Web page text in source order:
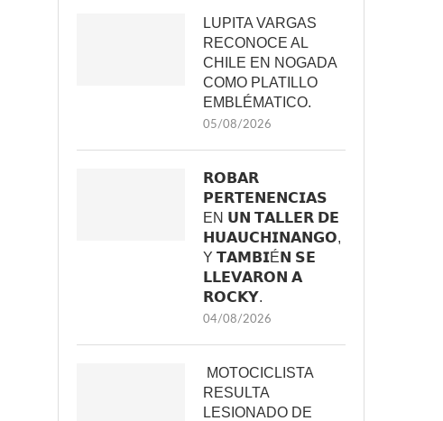
LUPITA VARGAS
RECONOCE AL
CHILE EN NOGADA
COMO PLATILLO
EMBLÉMATICO.
05/08/2026
𝗥𝗢𝗕𝗔𝗥
𝗣𝗘𝗥𝗧𝗘𝗡𝗘𝗡𝗖𝗜𝗔𝗦
EN 𝗨𝗡 𝗧𝗔𝗟𝗟𝗘𝗥 𝗗𝗘
𝗛𝗨𝗔𝗨𝗖𝗛𝗜𝗡𝗔𝗡𝗚𝗢,
Y 𝗧𝗔𝗠𝗕𝗜É𝗡 𝗦𝗘
𝗟𝗟𝗘𝗩𝗔𝗥𝗢𝗡 𝗔
𝗥𝗢𝗖𝗞𝗬.
04/08/2026
MOTOCICLISTA
RESULTA
LESIONADO DE